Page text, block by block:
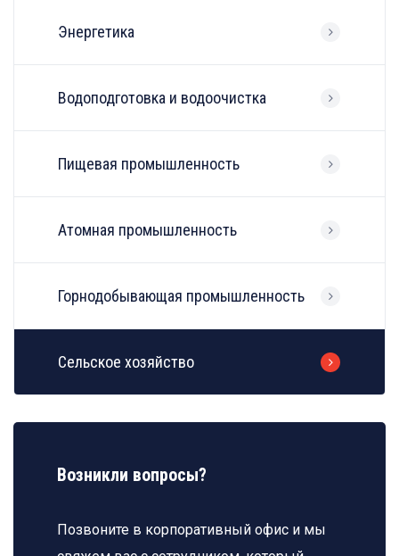
Энергетика
Водоподготовка и водоочистка
Пищевая промышленность
Атомная промышленность
Горнодобывающая промышленность
Сельское хозяйство
Возникли вопросы?
Позвоните в корпоративный офис и мы